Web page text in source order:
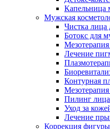
Капельница
Мужская
Чистка
Ботокс для
Лечение
Контурная
Пилинг
Уход за
Лечение
Коррекция фигуры